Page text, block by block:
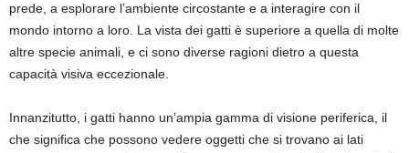
prede, a esplorare l’ambiente circostante e a interagire con il
mondo intorno a loro. La vista dei gatti è superiore a quella di molte
altre specie animali, e ci sono diverse ragioni dietro a questa
capacità visiva eccezionale.
Innanzitutto, i gatti hanno un’ampia gamma di visione periferica, il
che significa che possono vedere oggetti che si trovano ai lati